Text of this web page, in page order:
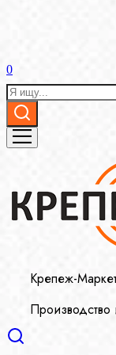
0
Крепеж-
Производство